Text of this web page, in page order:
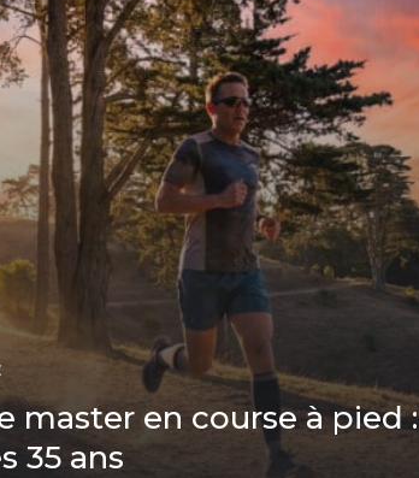
master en course à pied :
35 ans